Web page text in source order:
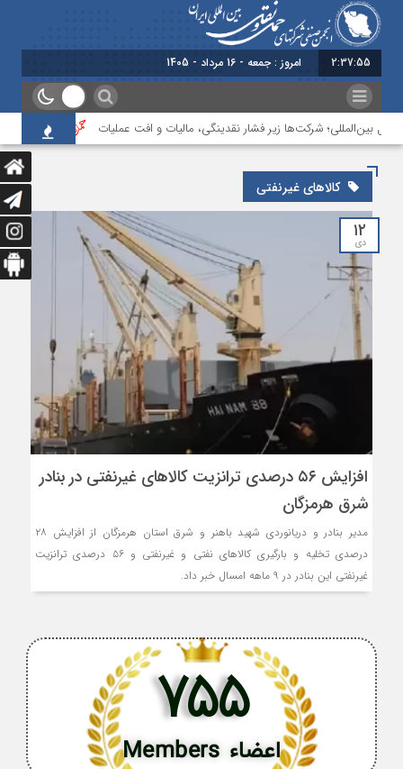
2:37:55 امروز : جمعه - 16 مرداد - 1405
بین‌المللی؛ شرکت‌ها زیر فشار نقدینگی، مالیات و افت عملیات بررسی
کالاهای غیرنفتی
۱۲
دی
افزایش ۵۶ درصدی ترانزیت کالاهای غیرنفتی در بنادر
شرق هرمزگان
مدیر بنادر و دریانوردی شهید باهنر و شرق استان هرمزگان از افزایش ۲۸
درصدی تخلیه و بارگیری کالاهای نفتی و غیرنفتی و ۵۶ درصدی ترانزیت
غیرنفتی این بنادر در ۹ ماهه امسال خبر داد.
اعضاء Members
755